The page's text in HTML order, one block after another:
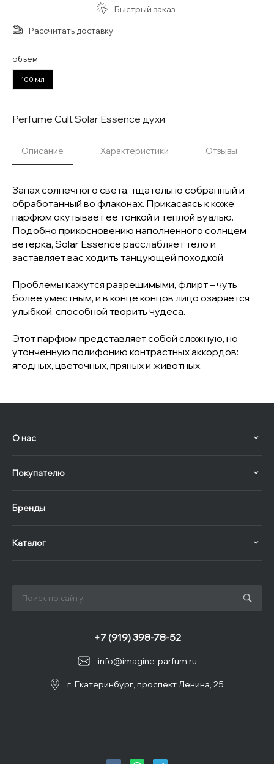
Быстрый заказ
Рассчитать доставку
объем
100 мл
Perfume Cult Solar Essence духи
Описание Характеристики Отзывы
Запах солнечного света, тщательно собранный и
обработанный во флаконах. Прикасаясь к коже,
парфюм окутывает ее тонкой и теплой вуалью.
Подобно прикосновению наполненного солнцем
ветерка, Solar Essence расслабляет тело и
заставляет вас ходить танцующей походкой
Проблемы кажутся разрешимыми, флирт – чуть
более уместным, и в конце концов лицо озаряется
улыбкой, способной творить чудеса.
Этот парфюм представляет собой сложную, но
утонченную полифонию контрастных аккордов:
ягодных, цветочных, пряных и животных.
О нас
Покупателю
Бренды
Каталог
info@imagine-parfum.ru
+7 (919) 398-78-52
г. Екатеринбург, проспект Ленина, 25